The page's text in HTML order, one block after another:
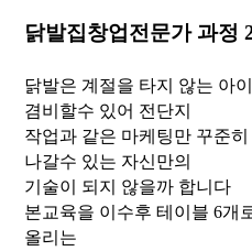
닭발집창업전문가 과정
닭발은 계절을 타지 않는 아
겸비할수 있어 전단지
작업과 같은 마케팅만 꾸준
나갈수 있는 자신만의
기술이 되지 않을까 합니다
본교육을 이수후 테이블 6개
올리는